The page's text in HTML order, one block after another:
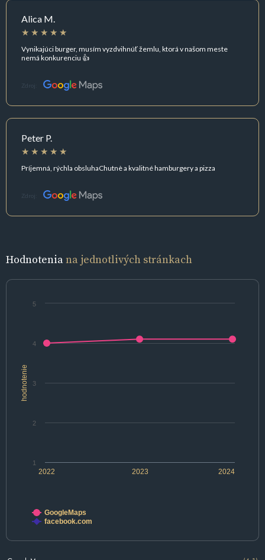
Alica M.
Vynikajúci burger, musím vyzdvihnúť žemlu, ktorá v našom meste
nemá konkurenciu 👍
Zdroj:
Peter P.
Príjemná, rýchla obsluhaChutnè a kvalitné hamburgery a pizza
Zdroj:
Hodnoteniana jednotlivých stránkach
hodnotenie
2022 2023 2024
1
2
3
4
5
GoogleMaps
facebook.com